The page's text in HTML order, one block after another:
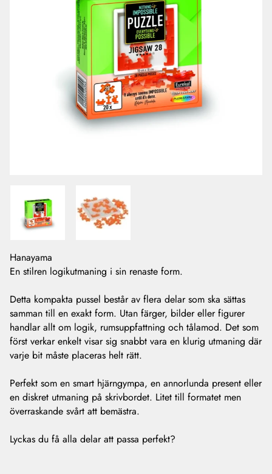
Hanayama
En stilren logikutmaning i sin renaste form.
Detta kompakta pussel består av flera delar som ska sättas
samman till en exakt form. Utan färger, bilder eller figurer
handlar allt om logik, rumsuppfattning och tålamod. Det som
först verkar enkelt visar sig snabbt vara en klurig utmaning där
varje bit måste placeras helt rätt.
Perfekt som en smart hjärngympa, en annorlunda present eller
en diskret utmaning på skrivbordet. Litet till formatet men
överraskande svårt att bemästra.
Lyckas du få alla delar att passa perfekt?